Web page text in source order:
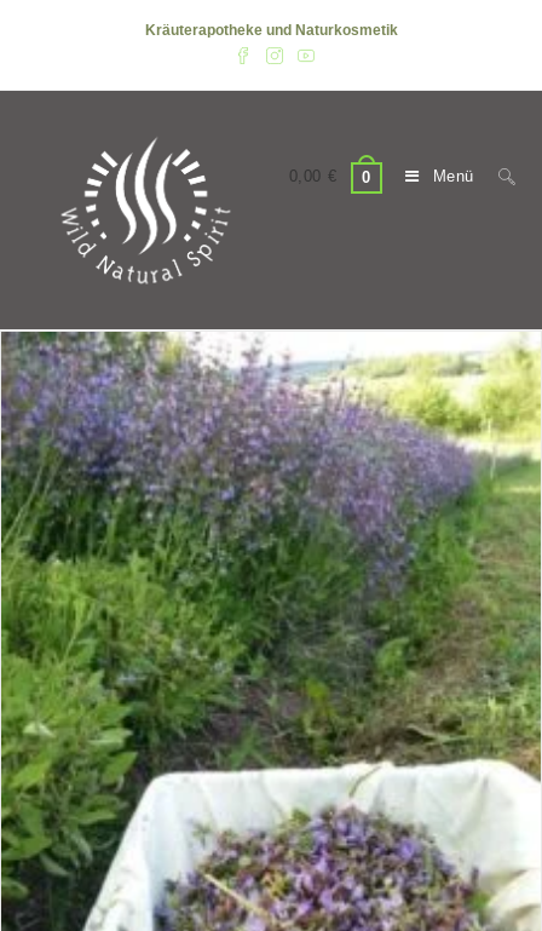
Kräuterapotheke und Naturkosmetik
0,00 € 0 Menü